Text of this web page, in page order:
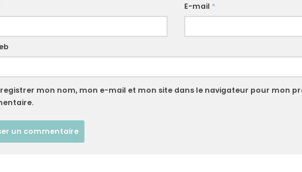
E-mail *
mon nom, mon e-mail et mon site dans le navigateur pour mon